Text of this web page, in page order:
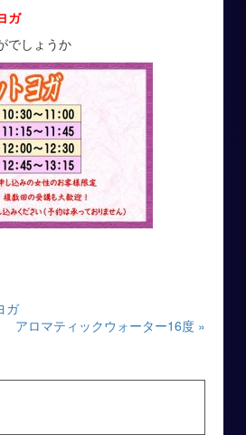
ガ
でしょうか
ガ
アロマティックウォーター16度 »